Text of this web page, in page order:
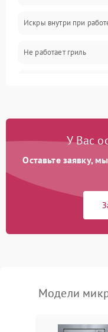
Программное
Искры внутри при
Не работает гриль
Появление запаха гари
Поломка системы
охлаждения
Не работают сенсорные
Сломался трансформатор
У Вас
Оставьте заявку,
Модели